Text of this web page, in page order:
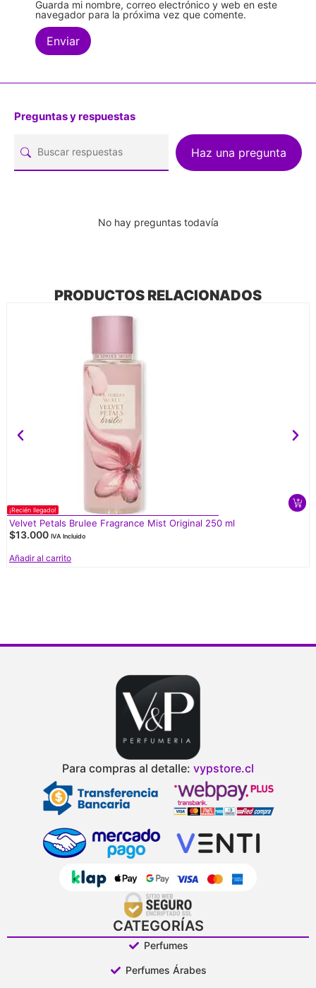
Guarda mi nombre, correo electrónico y web en este
navegador para la próxima vez que comente.
Preguntas y respuestas
Haz una pregunta
No hay preguntas todavía
PRODUCTOS RELACIONADOS
¡Recién llegado!
Velvet Petals Brulee Fragrance Mist Original 250 ml
$13.000 IVA Incluido
Añadir al carrito
Para compras al detalle: vypstore.cl
CATEGORÍAS
Perfumes
Perfumes Árabes